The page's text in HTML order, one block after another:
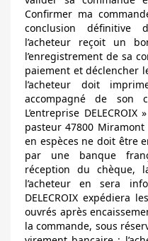
Confirmer ma
conclusion définitive
l’acheteur reçoit un
l’enregistrement de sa
paiement et déclencher
l’acheteur doit
accompagné de son
L’entreprise
pasteur 47800
en espèces ne doit être
par une banque
réception du chèque,
l’acheteur en sera
DELECROIX expédiera
ouvrés après
la commande, sous